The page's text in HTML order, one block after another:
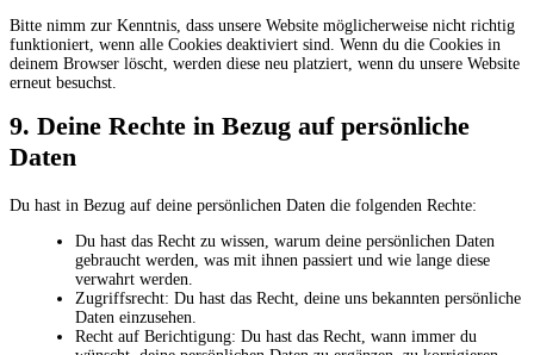
Bitte nimm zur Kenntnis, dass unsere Website möglicherweise nicht richtig
funktioniert, wenn alle Cookies deaktiviert sind. Wenn du die Cookies in
deinem Browser löscht, werden diese neu platziert, wenn du unsere Website
erneut besuchst.
9. Deine Rechte in Bezug auf persönliche
Daten
Du hast in Bezug auf deine persönlichen Daten die folgenden Rechte:
Du hast das Recht zu wissen, warum deine persönlichen Daten
gebraucht werden, was mit ihnen passiert und wie lange diese
verwahrt werden.
Zugriffsrecht: Du hast das Recht, deine uns bekannten persönliche
Daten einzusehen.
Recht auf Berichtigung: Du hast das Recht, wann immer du